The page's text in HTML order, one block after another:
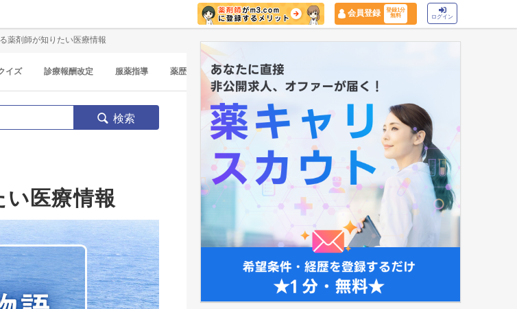
会員登録
登録1分
無料
ログイン
薬剤師が知りたい医療情報
イズ 診療報酬改定 服薬指導 薬歴 マイナ保険証
検索
医療情報